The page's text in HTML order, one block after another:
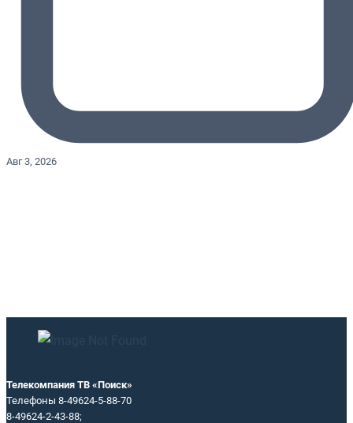
Авг 3, 2026
Телекомпания ТВ «Поиск»
Телефоны 8-49624-5-88-70
8-49624-2-43-88;